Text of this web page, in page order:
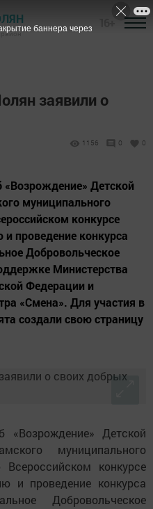
заявили о
1156 0 0
«Возрождение» Детской
муниципального
конкурсе
проведение конкурса
Добровольческое
Министерства
Федерации и
«Смена». Для участия в
создали свою страницу
«Возрождение» Детской
муниципального
конкурсе
и проведение конкурса
Добровольческое
баннера через